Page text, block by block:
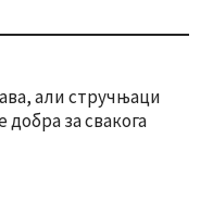
али стручњаци
добра за свакога